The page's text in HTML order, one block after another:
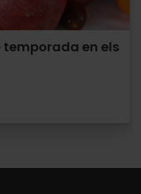
temporada en els